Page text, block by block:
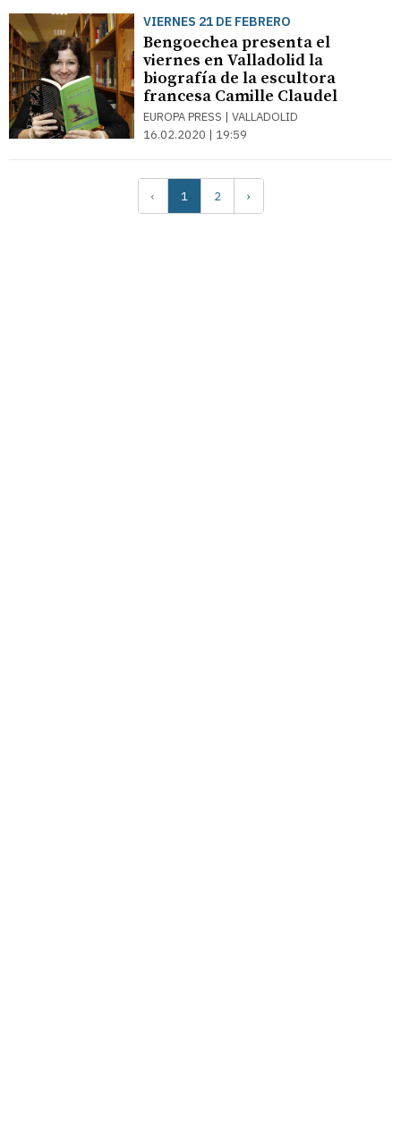
VIERNES 21 DE FEBRERO
Bengoechea presenta el
viernes en Valladolid la
biografía de la escultora
francesa Camille Claudel
EUROPA PRESS | VALLADOLID
16.02.2020 | 19:59
‹ 1 2 ›